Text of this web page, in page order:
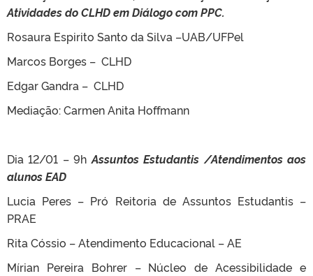
Atividades do CLHD em Diálogo com PPC.
Rosaura Espirito Santo da Silva –UAB/UFPel
Marcos Borges – CLHD
Edgar Gandra – CLHD
Mediação: Carmen Anita Hoffmann
Dia 12/01 – 9hAssuntos Estudantis /Atendimentos aos
alunos EAD
Lucia Peres – Pró Reitoria de Assuntos Estudantis –
PRAE
Rita Cóssio – Atendimento Educacional – AE
Mírian Pereira Bohrer – Núcleo de Acessibilidade e